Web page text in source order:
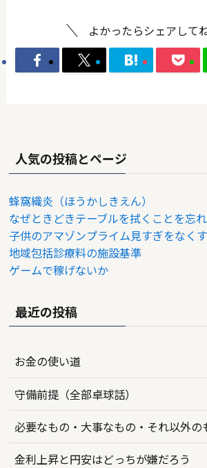
よかったらシェアして
人気の投稿とページ
蜂窩織炎（ほうかしきえん）
なぜときどきテーブルを拭くことを忘
子供のアマゾンプライム見すぎをなく
地域包括診療料の施設基準
ゲームで稼げないか
最近の投稿
お金の使い道
守備前提（全部卓球話）
必要なもの・大事なもの・それ以外の
金利上昇と円安はどっちが嫌だろう